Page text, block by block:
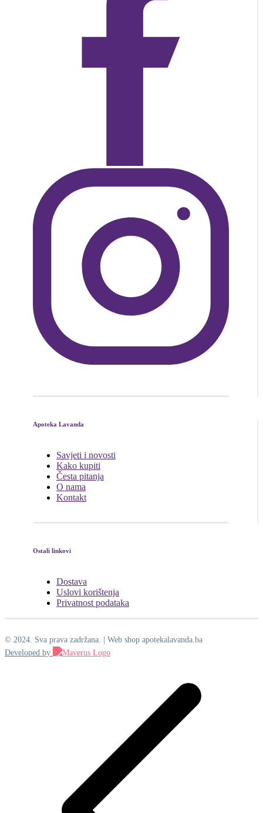
Apoteka Lavanda
Savjeti i novosti
Kako kupiti
Česta pitanja
O nama
Kontakt
Ostali linkovi
Dostava
Uslovi korištenja
Privatnost podataka
© 2024. Sva prava zadržana. | Web shop apotekalavanda.ba
Developed by